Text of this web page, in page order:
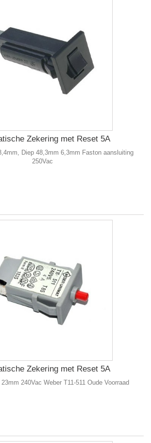
Zekering met Reset 5A
Diep 48,3mm 6,3mm Faston aansluiting
250Vac
Zekering met Reset 5A
240Vac Weber T11-511 Oude Voorraad